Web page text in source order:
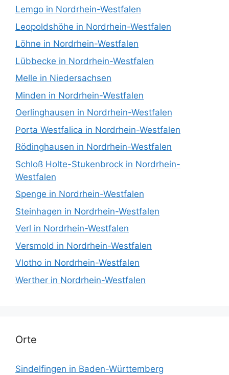
Lemgo in Nordrhein-Westfalen
Leopoldshöhe in Nordrhein-Westfalen
Löhne in Nordrhein-Westfalen
Lübbecke in Nordrhein-Westfalen
Melle in Niedersachsen
Minden in Nordrhein-Westfalen
Oerlinghausen in Nordrhein-Westfalen
Porta Westfalica in Nordrhein-Westfalen
Rödinghausen in Nordrhein-Westfalen
Schloß Holte-Stukenbrock in Nordrhein-
Westfalen
Spenge in Nordrhein-Westfalen
Steinhagen in Nordrhein-Westfalen
Verl in Nordrhein-Westfalen
Versmold in Nordrhein-Westfalen
Vlotho in Nordrhein-Westfalen
Werther in Nordrhein-Westfalen
Orte
Sindelfingen in Baden-Württemberg